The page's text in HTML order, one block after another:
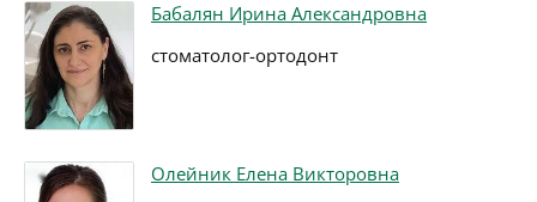
Бабалян Ирина Александровна
стоматолог-ортодонт
Олейник Елена Викторовна